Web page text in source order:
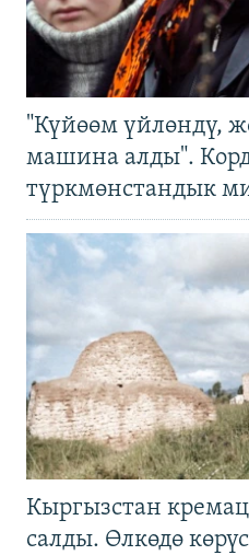
"Күйөөм үйлөндү,
машина алды".
түркмөнстандык
Кыргызстан
салды. Өлкөдө